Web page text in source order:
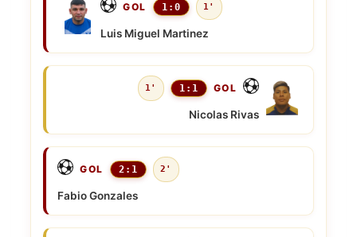
GOL 1:0 1'
Luis Miguel Martinez
1' 1:1 GOL
Nicolas Rivas
GOL 2:1 2'
Fabio Gonzales